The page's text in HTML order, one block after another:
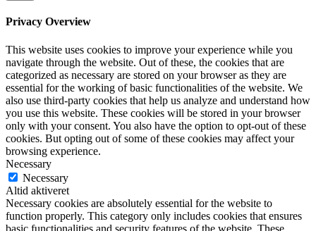
Privacy Overview
This website uses cookies to improve your experience while you
navigate through the website. Out of these, the cookies that are
categorized as necessary are stored on your browser as they are
essential for the working of basic functionalities of the website. We
also use third-party cookies that help us analyze and understand how
you use this website. These cookies will be stored in your browser
only with your consent. You also have the option to opt-out of these
cookies. But opting out of some of these cookies may affect your
browsing experience.
Necessary
Necessary
Altid aktiveret
Necessary cookies are absolutely essential for the website to
function properly. This category only includes cookies that ensures
basic functionalities and security features of the website. These